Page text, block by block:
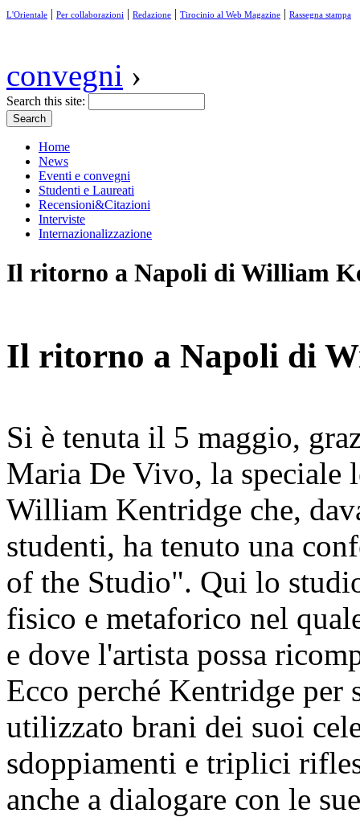
L'Orientale | Per collaborazioni | Redazione | Tirocinio al Web Magazine | Rassegna stampa
convegni ›
Search this site:
Home
News
Eventi e convegni
Studenti e Laureati
Recensioni&Citazioni
Interviste
Internazionalizzazione
Il ritorno a Napoli di William
Il ritorno a Napoli di
Si è tenuta il 5 maggio,
Maria De Vivo, la speciale
William Kentridge che,
studenti, ha tenuto una
of the Studio". Qui lo
fisico e metaforico nel
e dove l'artista possa
Ecco perché Kentridge per
utilizzato brani dei suoi
sdoppiamenti e triplici
anche a dialogare con le